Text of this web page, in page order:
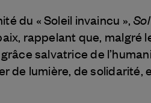
du « Soleil invaincu »,
rappelant que, malgré
salvatrice de
de lumière, de solidarité,